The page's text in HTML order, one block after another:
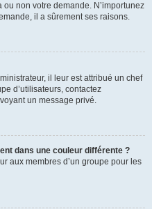
non votre demande. N’importunez
il a sûrement ses raisons.
il leur est attribué un chef
d’utilisateurs, contactez
un message privé.
dans une couleur différente ?
aux membres d’un groupe pour les